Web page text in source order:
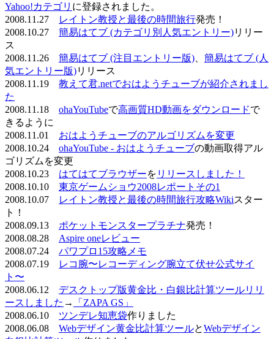
Yahoo!カテゴリ に登録されました。
2008.11.27
レイトン教授と最後の時間旅行発売！
2008.10.27 簡易はてブ (カテゴリ別人気エントリー)リリー
ス
2008.11.26 簡易はてブ (注目エントリー版)
簡易はてブ (人
気エントリー版)リリース
2008.11.19 教えて君.netでおはようチューブが紹介されまし
た
2008.11.18 ohaYouTubeで高画質HD動画をダウンロードで
きるように
2008.11.01 おはようチューブのアルゴリズムを変更
2008.10.24 ohaYouTube - おはようチューブの動画取得アル
ゴリズムを変更
2008.10.23 はてはてブラウザーを リリースしました！
2008.10.10 東京ゲームショウ2008レポートその1
2008.10.07
レイトン教授と最後の時間旅行攻略Wikiスター
ト！
2008.09.13 ポケットモンスタープラチナ発売！
2008.08.28 Aspire oneレビュー
2008.07.24 パワプロ15攻略メモ
2008.07.19
レコ腕〜レコーディング腕立て伏せ公式サイ
ト〜
2008.06.12 デスクトップ版黄金比・白銀比計算ツールリリ
ースしました →
「ZAPA GS」
2008.06.10 ツンデレ知恵袋作りました
2008.06.08 Webデザイン黄金比計算ツールとWebデザイン